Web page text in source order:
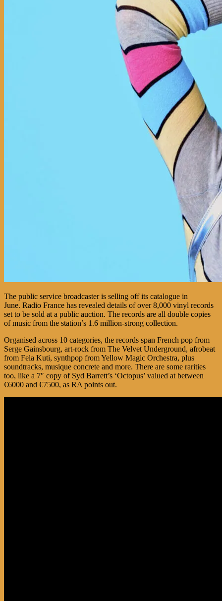
The public service broadcaster is selling off its catalogue in
June. Radio France has revealed details of over 8,000 vinyl records
set to be sold at a public auction. The records are all double copies
of music from the station’s 1.6 million-strong collection.
Organised across 10 categories, the records span French pop from
Serge Gainsbourg, art-rock from The Velvet Underground, afrobeat
from Fela Kuti, synthpop from Yellow Magic Orchestra, plus
soundtracks, musique concrete and more. There are some rarities
too, like a 7″ copy of Syd Barrett’s ‘Octopus’ valued at between
€6000 and €7500, as RA points out.